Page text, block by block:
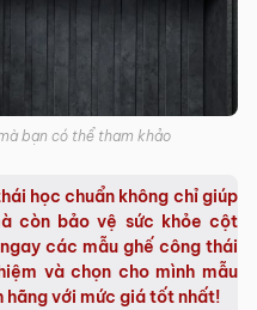
bạn có thể tham khảo
học chuẩn không chỉ giúp
còn bảo vệ sức khỏe cột
các mẫu ghế công thái
và chọn cho mình mẫu
hãng với mức giá tốt nhất!